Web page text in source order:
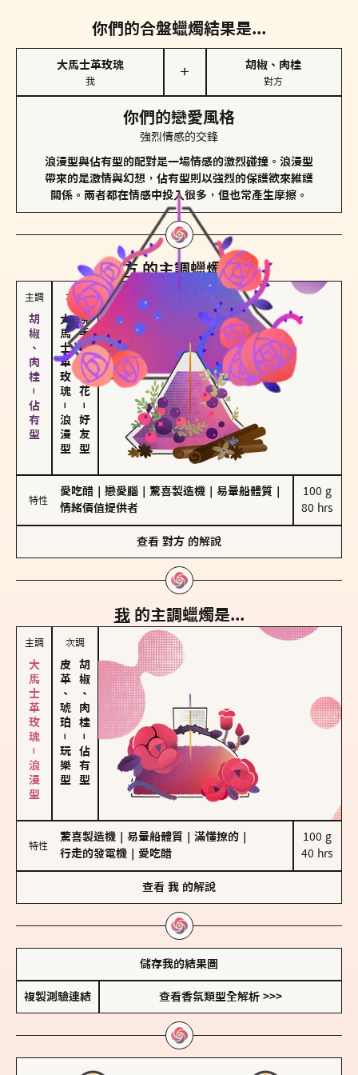
你們的合盤蠟燭結果是...
大馬士革玫瑰
我
＋
胡椒、肉桂
對方
你們的戀愛風格
強烈情感的交鋒
浪漫型與佔有型的配對是一場情感的激烈碰撞。浪漫型
帶來的是激情與幻想，佔有型則以強烈的保護欲來維護
關係。兩者都在情感中投入很多，但也常產生摩擦。
對方的主調蠟燭是...
主調
胡椒、肉桂－佔有型
次調
大馬士革玫瑰
－
浪漫型
佛手柑、橙花
－
好友型
特性
愛吃醋 戀愛腦 驚喜製造機 易暈船體質
情緒價值提供者
100 g
80 hrs
查看 對方 的解說
我 的主調蠟燭是...
主調
大馬士革玫瑰－浪漫型
次調
皮革、琥珀
－
玩樂型
胡椒、肉桂
－
佔有型
特性
驚喜製造機 易暈船體質 滿懂撩的
行走的發電機
愛吃醋
100 g
40 hrs
查看 我 的解說
儲存我的結果圖
複製測驗連結 查看香氛類型全解析 >>>